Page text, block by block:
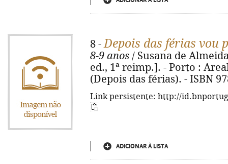
8 -Depois das férias vou
8-9 anos / Susana de
ed., 1ª reimp.]. - Porto :
(Depois das férias). - ISBN
Link persistente: http://
ADICIONAR À LISTA